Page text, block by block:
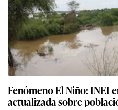
Fenómeno El Niño: INEI
actualizada sobre